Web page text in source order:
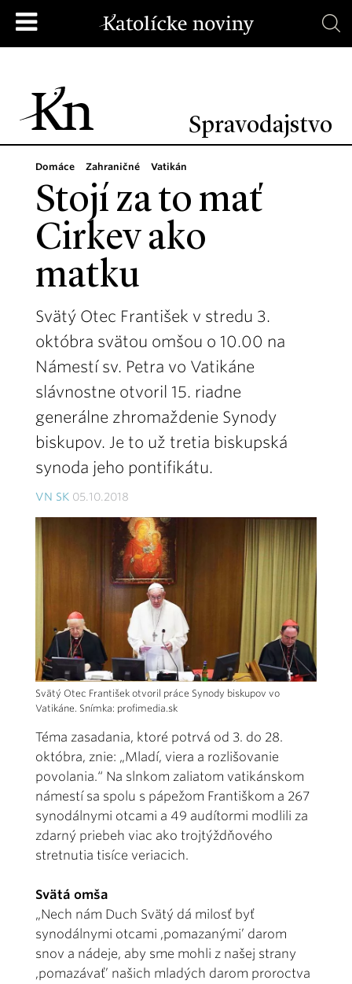
Spravodajstvo
Domáce Zahraničné Vatikán
Stojí za to mať
Cirkev ako
matku
Svätý Otec František v stredu 3.
októbra svätou omšou o 10.00 na
Námestí sv. Petra vo Vatikáne
slávnostne otvoril 15. riadne
generálne zhromaždenie Synody
biskupov. Je to už tretia biskupská
synoda jeho pontifikátu.
VN SK 05.10.2018
Svätý Otec František otvoril práce Synody biskupov vo
Vatikáne. Snímka: profimedia.sk
Téma zasadania, ktoré potrvá od 3. do 28.
októbra, znie: „Mladí, viera a rozlišovanie
povolania.“ Na slnkom zaliatom vatikánskom
námestí sa spolu s pápežom Františkom a 267
synodálnymi otcami a 49 audítormi modlili za
zdarný priebeh viac ako trojtýždňového
stretnutia tisíce veriacich.
Svätá omša
„Nech nám Duch Svätý dá milosť byť
synodálnymi otcami ,pomazanými’ darom
snov a nádeje, aby sme mohli z našej strany
,pomazávať’ našich mladých darom proroctva